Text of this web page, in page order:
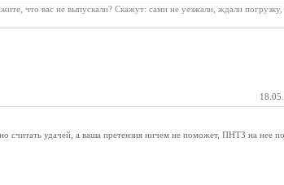
что вас не выпускали? Скажут: сами не уезжали, ждали погрузку,
считать удачей, а ваша претензия ничем не поможет, ПНТЗ на нее